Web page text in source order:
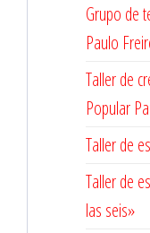
Grupo de
Paulo
Taller de
Popular
Taller de
Taller de
las seis»